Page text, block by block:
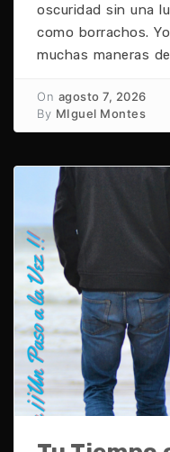
oscuridad sin una
como borrachos.
muchas maneras
On agosto 7, 2026
By MIguel Montes